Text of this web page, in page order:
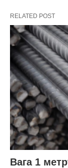
RELATED POST
Вага 1